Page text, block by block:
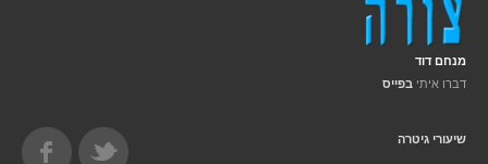
מנחם דוד
דברו איתי בפייס
שיעורי גיטרה